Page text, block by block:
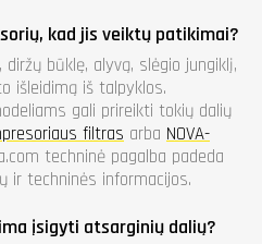
kad jis veiktų patikimai?
būklę, alyvą, slėgio jungiklį,
išleidimą iš talpyklos.
gali prireikti tokių dalių
filtras arba NOVA-
techninė pagalba padeda
ir techninės informacijos.
įsigyti atsarginių dalių?